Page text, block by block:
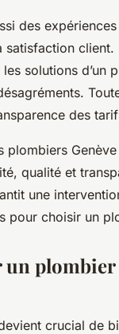
des
satisfaction
solutions
des
plombiers
qualité et
une
pour choisir un
crucial de